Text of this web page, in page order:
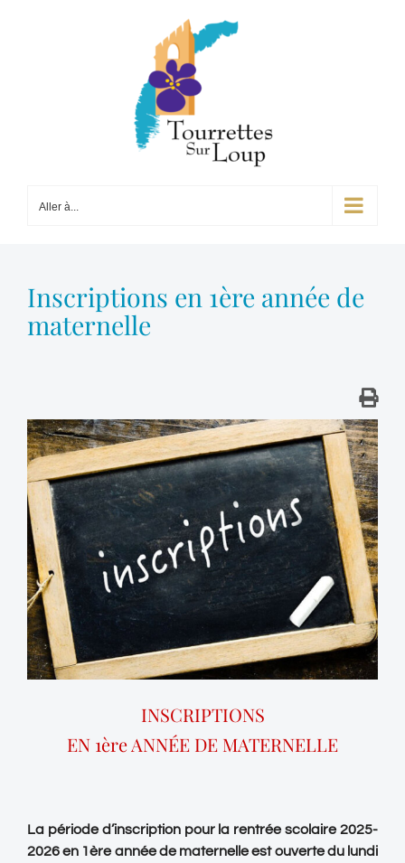
Aller à...
Inscriptions en 1ère année de
maternelle
INSCRIPTIONS
EN 1ère ANNÉE DE MATERNELLE
La période d’inscription pour la rentrée scolaire 2025-
2026 en 1ère année de maternelle est ouverte du lundi